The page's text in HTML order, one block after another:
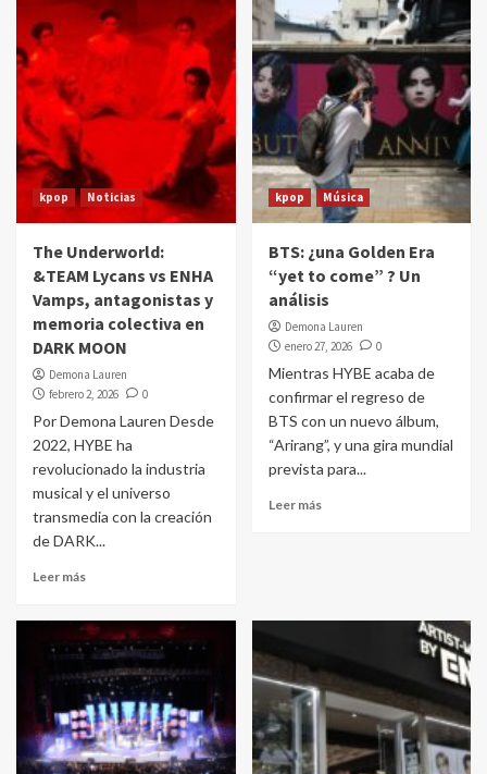
kpop Noticias
The Underworld:
&TEAM Lycans vs ENHA
Vamps, antagonistas y
memoria colectiva en
DARK MOON
Demona Lauren
febrero 2, 2026
0
Por Demona Lauren Desde
2022, HYBE ha
revolucionado la industria
musical y el universo
transmedia con la creación
de DARK...
Leer más
kpop Música
BTS: ¿una Golden Era
“yet to come” ? Un
análisis
Demona Lauren
enero 27, 2026
0
Mientras HYBE acaba de
confirmar el regreso de
BTS con un nuevo álbum,
“Arirang”, y una gira mundial
prevista para...
Leer más